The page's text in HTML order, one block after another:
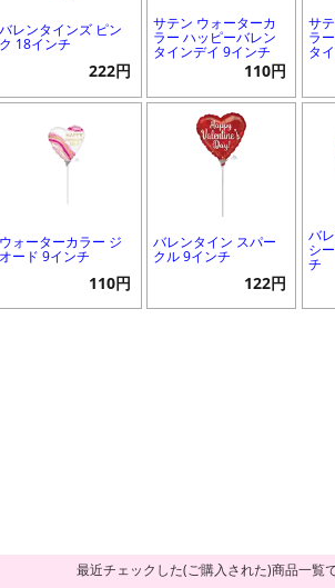
バレンタインズ ピン
ク 18インチ
222円
サテン ウォーターカ
ラー ハッピーバレン
タインデイ 9インチ
110円
サ
ラ
タ
ウォーターカラー ジ
オード 9インチ
110円
バレンタイン スパー
クル 9インチ
122円
バ
シ
チ
最近チェックした(ご購入された)商品一覧